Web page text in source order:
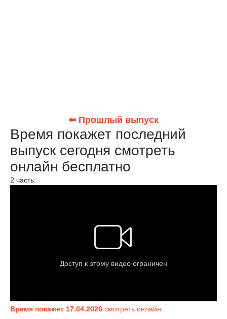
⬅ Прошлый выпуск
Время покажет последний
выпуск сегодня смотреть
онлайн бесплатно
2 часть:
Время покажет 17.04.2026 смотреть онлайн